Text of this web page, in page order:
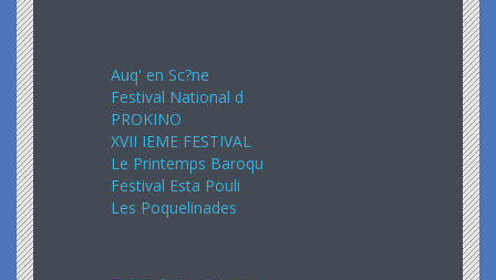
Auq' en Sc?ne
Festival National d
PROKINO
XVII IEME FESTIVAL
Le Printemps Baroqu
Festival Esta Pouli
Les Poquelinades